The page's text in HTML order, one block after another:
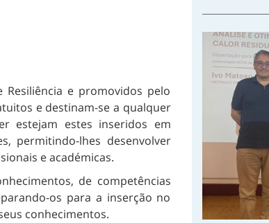
Resiliência e promovidos pelo
e destinam-se a qualquer
estejam estes inseridos em
permitindo-lhes desenvolver
e académicas.
de competências
os para a inserção no
conhecimentos.